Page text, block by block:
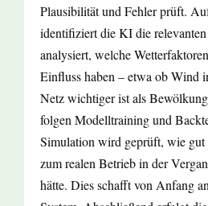
Plausibilität und Fehler prüft.
identifiziert die KI die
analysiert, welche
Einfluss haben – etwa ob Wind
Netz wichtiger ist als
folgen Modelltraining und
Simulation wird geprüft, wie
zum realen Betrieb in der
hätte. Dies schafft von Anfang